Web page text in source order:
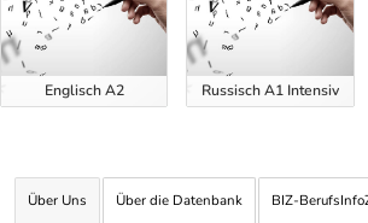
Englisch A2 Russisch A1 Intensiv
Über Uns Über die Datenbank BIZ-